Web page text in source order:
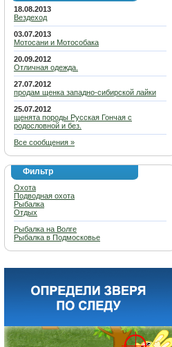
18.08.2013
Вездеход
03.07.2013
Мотосани и Мотособака
20.09.2012
Отличная одежда.
27.07.2012
продам щенка западно-сибирской лайки
25.07.2012
щенята породы Русская Гончая с
родословной и без.
Все сообщения »
Фильтр
Охота
Подводная охота
Рыбалка
Отдых
Рыбалка на Волге
Рыбалка в Подмосковье